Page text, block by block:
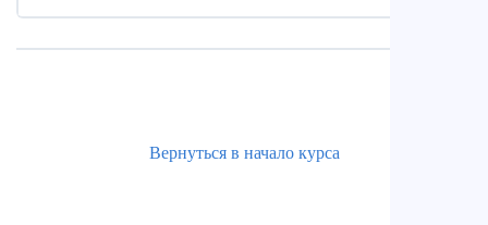
Вернуться в начало курса